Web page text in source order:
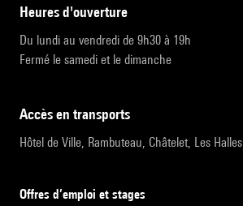
heures d'ouverture
Du lundi au vendredi de 9h30 à 19h
Fermé le samedi et le dimanche
accès en transports
Hôtel de Ville, Rambuteau, Châtelet, Les Halles
Offres d’emploi et stages